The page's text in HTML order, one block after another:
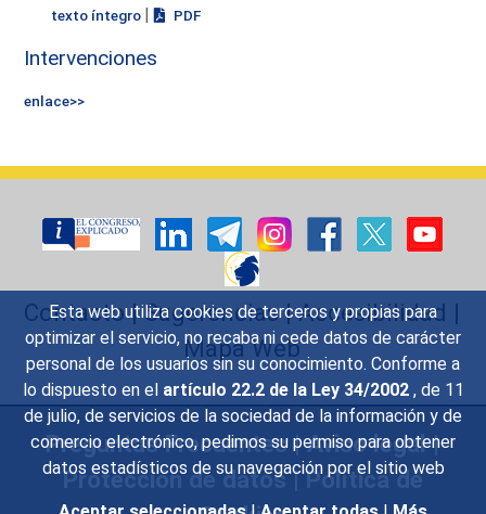
Esta web utiliza cookies de terceros y propias para
optimizar el servicio, no recaba ni cede datos de carácter
personal de los usuarios sin su conocimiento. Conforme a
lo dispuesto en el artículo 22.2 de la Ley 34/2002 , de 11
de julio, de servicios de la sociedad de la información y de
comercio electrónico, pedimos su permiso para obtener
datos estadísticos de su navegación por el sitio web
texto íntegro | PDF
Intervenciones
enlace>>
Contacto|Sugerencias|Accesibilidad |
Mapa Web
Preguntas Frecuentes|Aviso legal|
Protección de datos|Política de